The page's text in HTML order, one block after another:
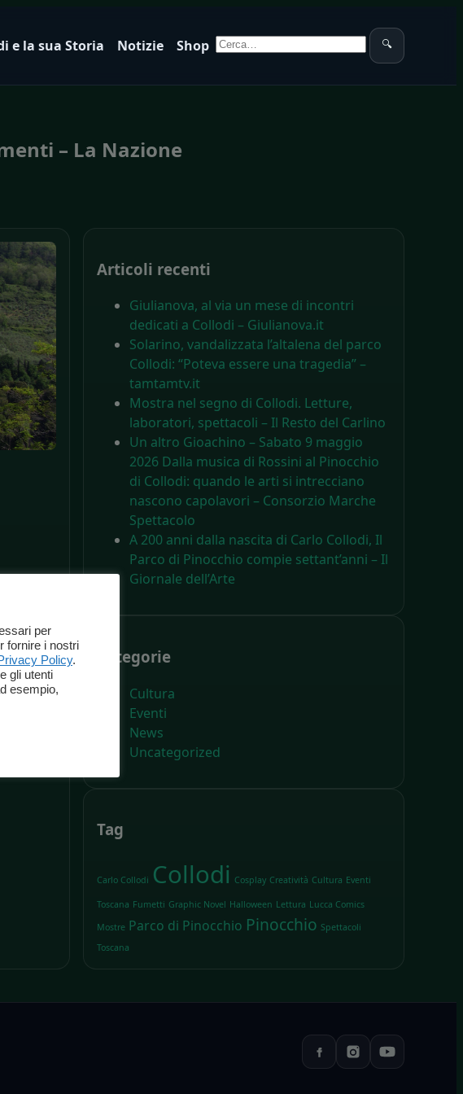
e la sua Storia Notizie Shop Cerca: 🔍
– La Nazione
Articoli recenti
Giulianova, al via un mese di incontri
dedicati a Collodi – Giulianova.it
Solarino, vandalizzata l’altalena del parco
Collodi: “Poteva essere una tragedia” –
tamtamtv.it
Mostra nel segno di Collodi. Letture,
laboratori, spettacoli – Il Resto del Carlino
Un altro Gioachino – Sabato 9 maggio
2026 Dalla musica di Rossini al Pinocchio
di Collodi: quando le arti si intrecciano
nascono capolavori – Consorzio Marche
Spettacolo
A 200 anni dalla nascita di Carlo Collodi, Il
Parco di Pinocchio compie settant’anni – Il
Giornale dell’Arte
Categorie
Cultura
Eventi
News
Uncategorized
Tag
Carlo Collodi Collodi Cosplay Creatività Cultura Eventi
Toscana Fumetti Graphic Novel Halloween Lettura Lucca Comics
Mostre Parco di Pinocchio Pinocchio Spettacoli
Toscana
per
fornire i nostri
Policy.
gli utenti
esempio,